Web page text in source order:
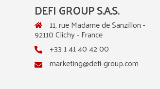
DEFI GROUP S.A.S.
11, rue Madame de Sanzillon -
92110 Clichy - France
+33 1 41 40 42 00
marketing@defi-group.com